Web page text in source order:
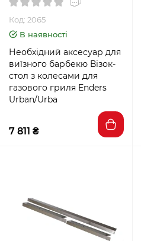
Код: 2065
В наявності
Необхідний аксесуар для
виїзного барбекю Візок-
стол з колесами для
газового гриля Enders
Urban/Urba
7 811 ₴